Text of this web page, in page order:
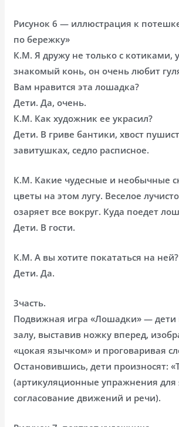
Рисунок 6 — иллюстрация к
по бережку»
К.М. Я дружу не только с котиками,
знакомый конь, он очень любит
Вам нравится эта лошадка?
Дети. Да, очень.
К.М. Как художник ее украсил?
Дети. В гриве бантики, хвост
завитушках, седло расписное.
К.М. Какие чудесные и необычные
цветы на этом лугу. Веселое
озаряет все вокруг. Куда поедет
Дети. В гости.
К.М. А вы хотите покататься на ней?
Дети. Да.
3часть.
Подвижная игра «Лошадки» —
залу, выставив ножку вперед,
«цокая язычком» и проговаривая
Остановившись, дети произносят:
(артикуляционные упражнения для
согласование движений и речи).